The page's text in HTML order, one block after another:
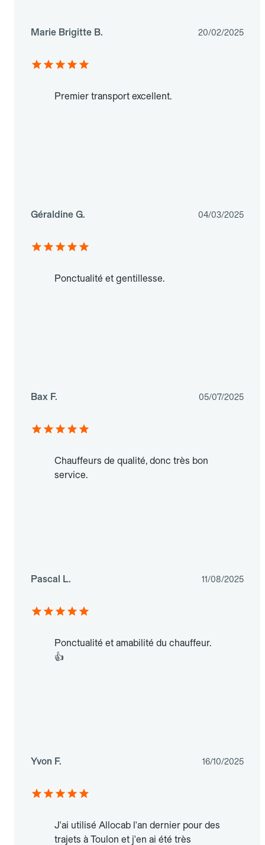
Marie Brigitte B. 20/02/2025
Premier transport excellent.
Géraldine G. 04/03/2025
Ponctualité et gentillesse.
Bax F. 05/07/2025
Chauffeurs de qualité, donc très bon
service.
Pascal L. 11/08/2025
Ponctualité et amabilité du chauffeur.
👍
Yvon F. 16/10/2025
J'ai utilisé Allocab l'an dernier pour des
trajets à Toulon et j'en ai été très